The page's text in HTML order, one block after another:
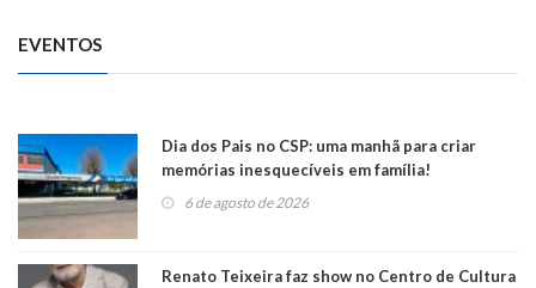
EVENTOS
Dia dos Pais no CSP: uma manhã para criar
memórias inesquecíveis em família!
6 de agosto de 2026
Renato Teixeira faz show no Centro de Cultura